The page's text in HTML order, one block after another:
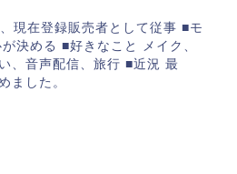
現在登録販売者として従事 ■モ
決める ■好きなこと メイク、
、音声配信、旅行 ■近況 最
ました。